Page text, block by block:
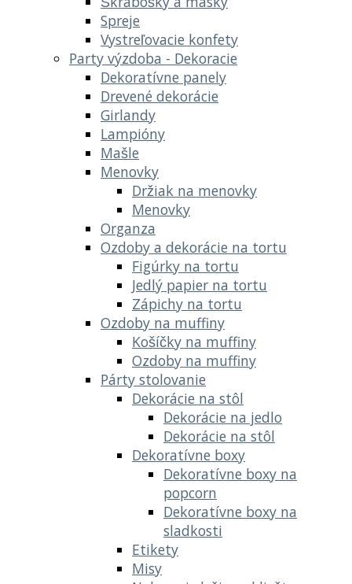
Spreje
Vystreľovacie konfety
Party výzdoba - Dekoracie
Dekoratívne panely
Drevené dekorácie
Girlandy
Lampióny
Mašle
Menovky
Držiak na menovky
Menovky
Organza
Ozdoby a dekorácie na tortu
Figúrky na tortu
Jedlý papier na tortu
Zápichy na tortu
Ozdoby na muffiny
Košíčky na muffiny
Ozdoby na muffiny
Párty stolovanie
Dekorácie na stôl
Dekorácie na jedlo
Dekorácie na stôl
Dekoratívne boxy
Dekoratívne boxy na
popcorn
Dekoratívne boxy na
sladkosti
Etikety
Misy